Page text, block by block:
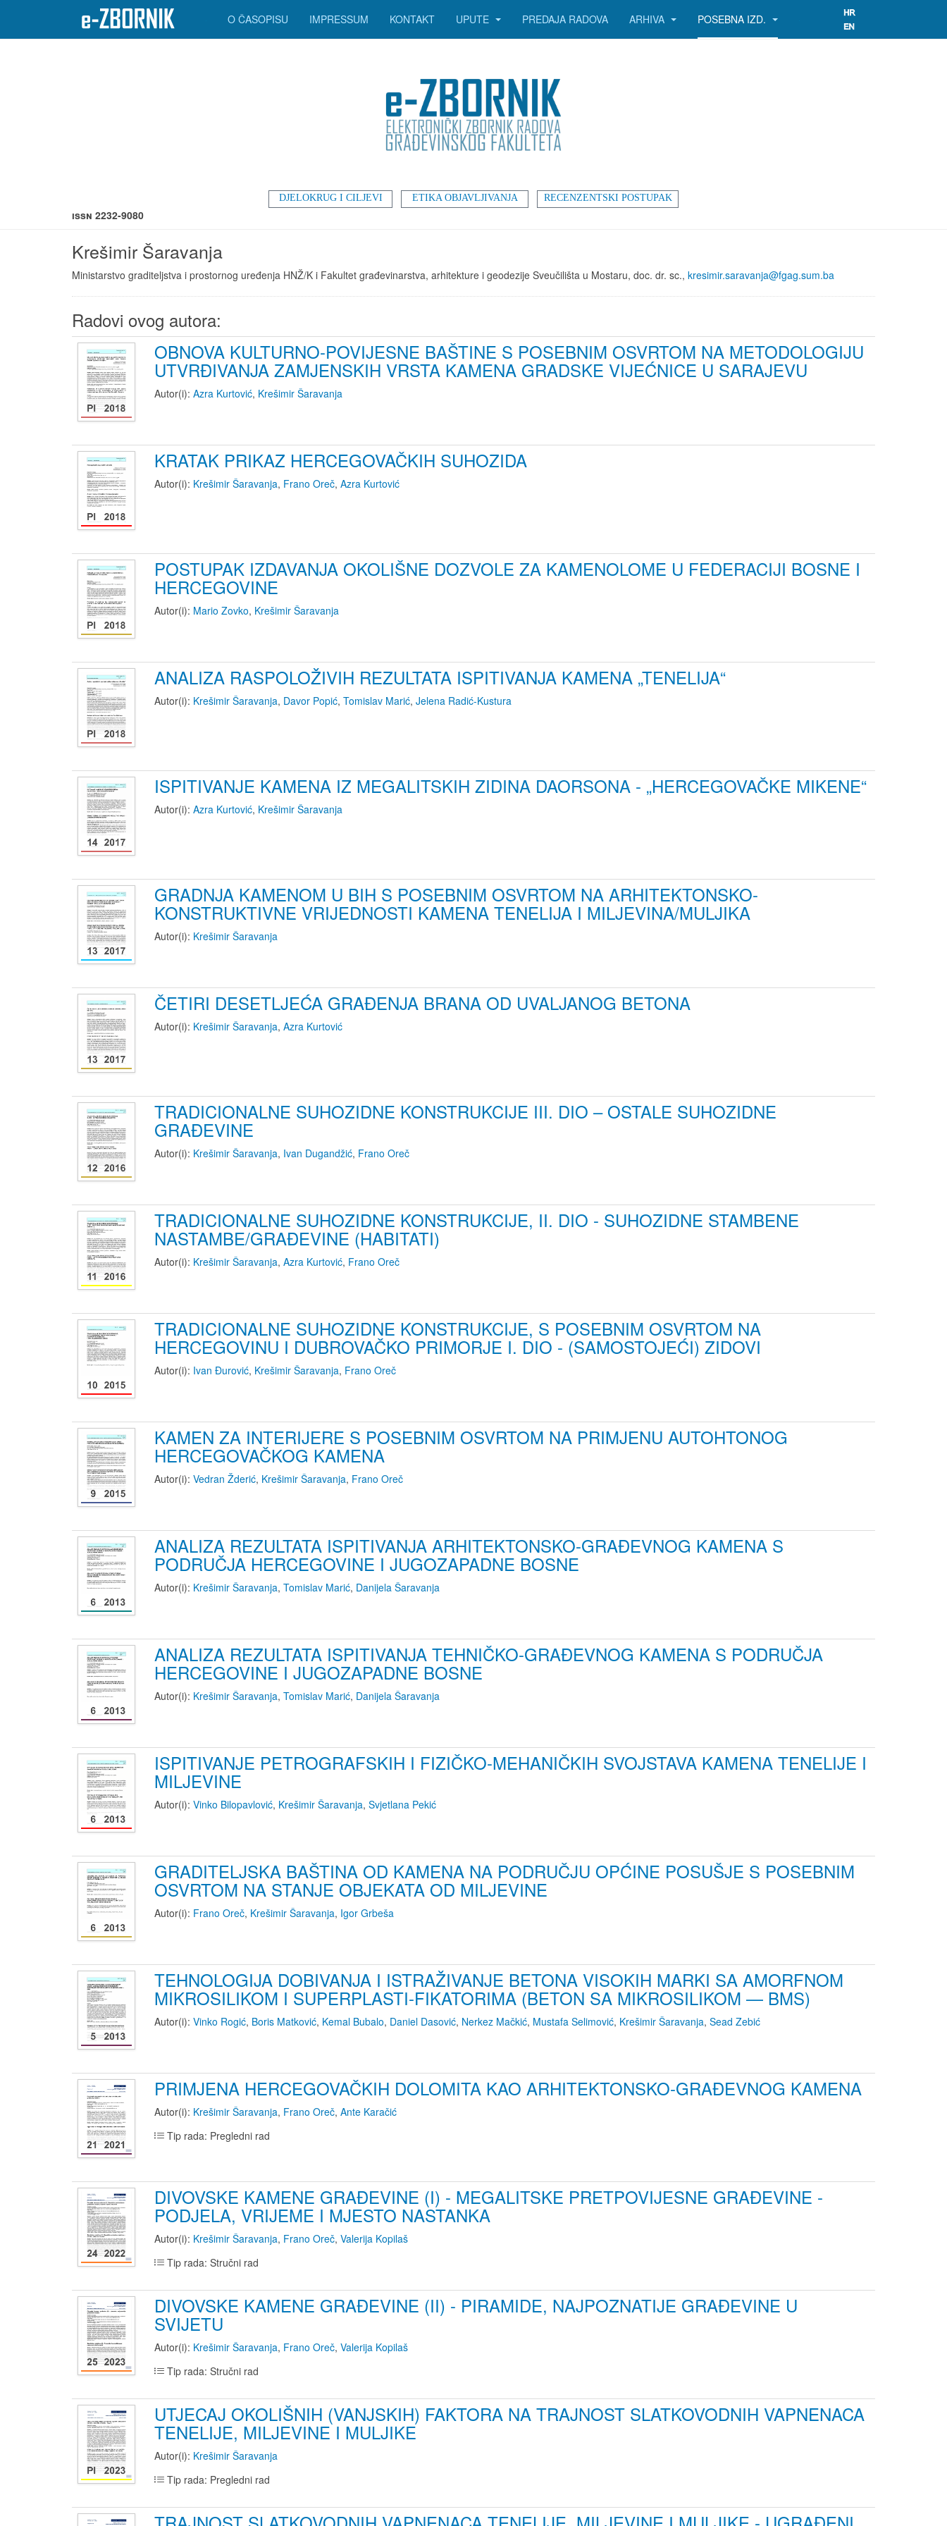
DJELOKRUG I CILJEVI ETIKA OBJAVLJIVANJA RECENZENTSKI POSTUPAK
O ČASOPISU IMPRESSUM KONTAKT UPUTE PREDAJA RADOVA ARHIVA POSEBNA IZD.
ISSN 2232-9080
Krešimir Šaravanja
Ministarstvo graditeljstva i prostornog uređenja HNŽ/K i Fakultet građevinarstva, arhitekture i geodezije Sveučilišta u Mostaru, doc. dr. sc., kresimir.saravanja@fgag.sum.ba
Radovi ovog autora:
OBNOVA KULTURNO-POVIJESNE BAŠTINE S POSEBNIM OSVRTOM NA METODOLOGIJU
UTVRĐIVANJA ZAMJENSKIH VRSTA KAMENA GRADSKE VIJEĆNICE U SARAJEVU
Autor(i): Azra Kurtović, Krešimir Šaravanja
KRATAK PRIKAZ HERCEGOVAČKIH SUHOZIDA
Autor(i): Krešimir Šaravanja, Frano Oreč, Azra Kurtović
POSTUPAK IZDAVANJA OKOLIŠNE DOZVOLE ZA KAMENOLOME U FEDERACIJI BOSNE I
HERCEGOVINE
Autor(i): Mario Zovko, Krešimir Šaravanja
ANALIZA RASPOLOŽIVIH REZULTATA ISPITIVANJA KAMENA „TENELIJA“
Autor(i): Krešimir Šaravanja, Davor Popić, Tomislav Marić, Jelena Radić-Kustura
ISPITIVANJE KAMENA IZ MEGALITSKIH ZIDINA DAORSONA - „HERCEGOVAČKE MIKENE“
Autor(i): Azra Kurtović, Krešimir Šaravanja
GRADNJA KAMENOM U BIH S POSEBNIM OSVRTOM NA ARHITEKTONSKO-
KONSTRUKTIVNE VRIJEDNOSTI KAMENA TENELIJA I MILJEVINA/MULJIKA
Autor(i): Krešimir Šaravanja
ČETIRI DESETLJEĆA GRAĐENJA BRANA OD UVALJANOG BETONA
Autor(i): Krešimir Šaravanja, Azra Kurtović
TRADICIONALNE SUHOZIDNE KONSTRUKCIJE III. DIO – OSTALE SUHOZIDNE
GRAĐEVINE
Autor(i): Krešimir Šaravanja, Ivan Dugandžić, Frano Oreč
TRADICIONALNE SUHOZIDNE KONSTRUKCIJE, II. DIO - SUHOZIDNE STAMBENE
NASTAMBE/GRAĐEVINE (HABITATI)
Autor(i): Krešimir Šaravanja, Azra Kurtović, Frano Oreč
TRADICIONALNE SUHOZIDNE KONSTRUKCIJE, S POSEBNIM OSVRTOM NA
HERCEGOVINU I DUBROVAČKO PRIMORJE I. DIO - (SAMOSTOJEĆI) ZIDOVI
Autor(i): Ivan Đurović, Krešimir Šaravanja, Frano Oreč
KAMEN ZA INTERIJERE S POSEBNIM OSVRTOM NA PRIMJENU AUTOHTONOG
HERCEGOVAČKOG KAMENA
Autor(i): Vedran Žderić, Krešimir Šaravanja, Frano Oreč
ANALIZA REZULTATA ISPITIVANJA ARHITEKTONSKO-GRAĐEVNOG KAMENA S
PODRUČJA HERCEGOVINE I JUGOZAPADNE BOSNE
Autor(i): Krešimir Šaravanja, Tomislav Marić, Danijela Šaravanja
ANALIZA REZULTATA ISPITIVANJA TEHNIČKO-GRAĐEVNOG KAMENA S PODRUČJA
HERCEGOVINE I JUGOZAPADNE BOSNE
Autor(i): Krešimir Šaravanja, Tomislav Marić, Danijela Šaravanja
ISPITIVANJE PETROGRAFSKIH I FIZIČKO-MEHANIČKIH SVOJSTAVA KAMENA TENELIJE I
MILJEVINE
Autor(i): Vinko Bilopavlović, Krešimir Šaravanja, Svjetlana Pekić
GRADITELJSKA BAŠTINA OD KAMENA NA PODRUČJU OPĆINE POSUŠJE S POSEBNIM
OSVRTOM NA STANJE OBJEKATA OD MILJEVINE
Autor(i): Frano Oreč, Krešimir Šaravanja, Igor Grbeša
TEHNOLOGIJA DOBIVANJA I ISTRAŽIVANJE BETONA VISOKIH MARKI SA AMORFNOM
MIKROSILIKOM I SUPERPLASTI-FIKATORIMA (BETON SA MIKROSILIKOM — BMS)
Autor(i): Vinko Rogić, Boris Matković, Kemal Bubalo, Daniel Dasović, Nerkez Mačkić, Mustafa Selimović, Krešimir Šaravanja, Sead Zebić
PRIMJENA HERCEGOVAČKIH DOLOMITA KAO ARHITEKTONSKO-GRAĐEVNOG KAMENA
Autor(i): Krešimir Šaravanja, Frano Oreč, Ante Karačić
Tip rada: Pregledni rad
DIVOVSKE KAMENE GRAĐEVINE (I) - MEGALITSKE PRETPOVIJESNE GRAĐEVINE -
PODJELA, VRIJEME I MJESTO NASTANKA
Autor(i): Krešimir Šaravanja, Frano Oreč, Valerija Kopilaš
Tip rada: Stručni rad
DIVOVSKE KAMENE GRAĐEVINE (II) - PIRAMIDE, NAJPOZNATIJE GRAĐEVINE U
SVIJETU
Autor(i): Krešimir Šaravanja, Frano Oreč, Valerija Kopilaš
Tip rada: Stručni rad
UTJECAJ OKOLIŠNIH (VANJSKIH) FAKTORA NA TRAJNOST SLATKOVODNIH VAPNENACA
TENELIJE, MILJEVINE I MULJIKE
Autor(i): Krešimir Šaravanja
Tip rada: Pregledni rad